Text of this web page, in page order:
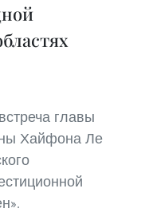
главы
Хайфона Ле